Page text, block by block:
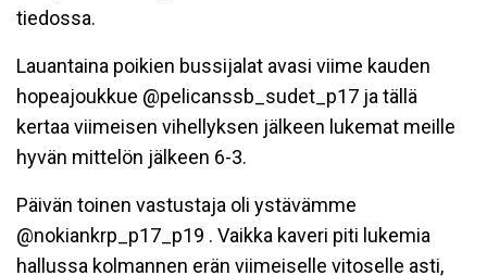
tiedossa.
Lauantaina poikien bussijalat avasi viime kauden
hopeajoukkue @pelicanssb_sudet_p17 ja tällä
kertaa viimeisen vihellyksen jälkeen lukemat meille
hyvän mittelön jälkeen 6-3.
Päivän toinen vastustaja oli ystävämme
@nokiankrp_p17_p19 . Vaikka kaveri piti lukemia
hallussa kolmannen erän viimeiselle vitoselle asti,